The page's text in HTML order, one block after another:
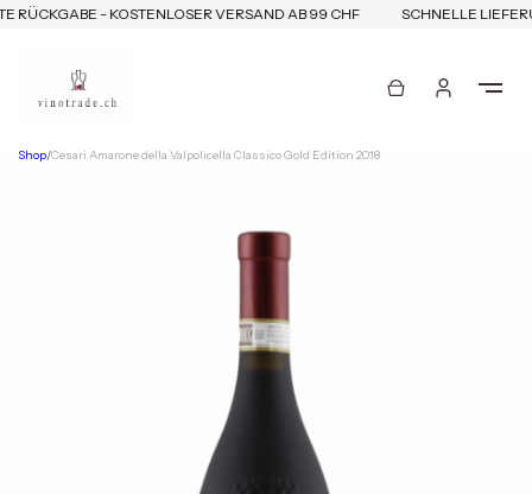
RÜCKGABE - KOSTENLOSER VERSAND AB 99 CHF SCHNELLE
Shop/Cesari Amarone della Valpolicella Classico Gold Edition 2018